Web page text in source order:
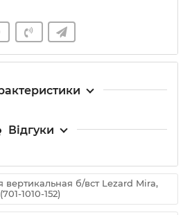
Відгуки
вертикальная б/вст Lezard Mira,
1010-152)